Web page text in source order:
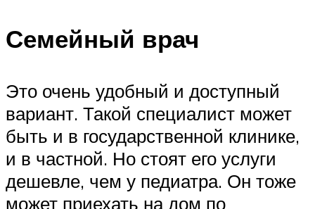
Семейный врач
Это очень удобный и доступный
вариант. Такой специалист может
быть и в государственной клинике,
и в частной. Но стоят его услуги
дешевле, чем у педиатра. Он тоже
может приехать на дом по